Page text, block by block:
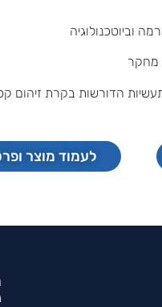
וביוטכנולוגיה
מחקר
הדורשות בקרת זיהום
לעמוד מוצר